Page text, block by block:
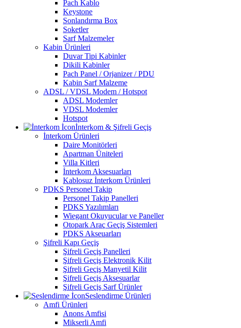
Pach Kablo
Keystone
Sonlandırma Box
Soketler
Sarf Malzemeler
Kabin Ürünleri
Duvar Tipi Kabinler
Dikili Kabinler
Pach Panel / Orjanizer / PDU
Kabin Sarf Malzeme
ADSL / VDSL Modem / Hotspot
ADSL Modemler
VDSL Modemler
Hotspot
İnterkom & Şifreli Geçiş
İnterkom Ürünleri
Daire Monitörleri
Apartman Üniteleri
Villa Kitleri
İnterkom Aksesuarları
Kablosuz İnterkom Ürünleri
PDKS Personel Takip
Personel Takip Panelleri
PDKS Yazılımları
Wiegant Okuyucular ve Paneller
Otopark Araç Geçiş Sistemleri
PDKS Akseuarları
Şifreli Kapı Geçiş
Şifreli Geçiş Panelleri
Şifreli Geçiş Elektronik Kilit
Şifreli Geçiş Manyetil Kilit
Şifreli Geçiş Aksesuarlar
Şifreli Geçiş Sarf Ürünler
Seslendirme Ürünleri
Amfi Ürünleri
Anons Amfisi
Mikserli Amfi